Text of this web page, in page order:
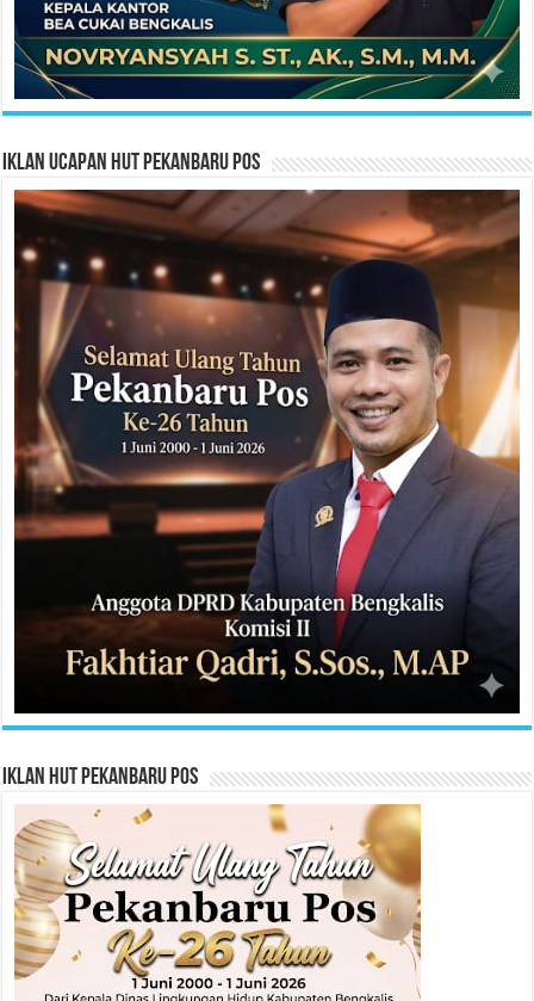
Iklan Ucapan HUT Pekanbaru Pos
Iklan HUT Pekanbaru Pos